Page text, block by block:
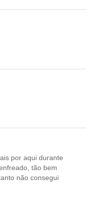
por aqui durante
tão bem
não consegui